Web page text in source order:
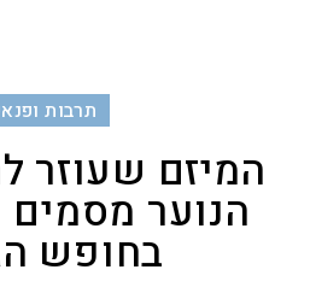
תרבות
המיזם שעוזר
הנוער מסמים
בחופש